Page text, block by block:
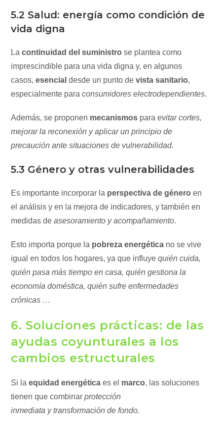
5.2 Salud: energía como condición de
vida digna
Lacontinuidad del suministro se plantea como
imprescindible para una vida digna y, en algunos
casos,esencialdesde un punto devista sanitario,
especialmente paraconsumidores electrodependientes.
Además, se proponen mecanismos paraevitar cortes,
mejorar la reconexión y aplicar un principio de
precaución ante situaciones de vulnerabilidad.
5.3 Género y otras vulnerabilidades
Es importante incorporar la perspectiva de género en
el análisis y en la mejora de indicadores, y también en
medidas deasesoramiento y acompañamiento.
Esto importa porque la pobreza energética no se vive
igual en todos los hogares, ya que influyequién cuida,
quién pasa más tiempo en casa, quién gestiona la
economía doméstica, quién sufre enfermedades
crónicas …
6. Soluciones prácticas: de las
ayudas coyunturales a los
cambios estructurales
Si laequidad energéticaes el marco, las soluciones
tienen que combinarprotección
inmediata y transformación de fondo.